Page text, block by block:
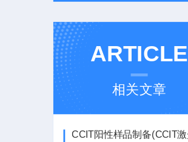
ARTICLE
相关文章